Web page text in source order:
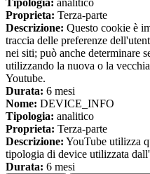
Tipologia: analitico
Proprieta: Terza-parte
Descrizione: Questo cookie è
traccia delle preferenze
nei siti; può anche determinare
utilizzando la nuova o la
Youtube.
Durata: 6 mesi
Nome: DEVICE_INFO
Tipologia: analitico
Proprieta: Terza-parte
Descrizione: YouTube utilizza
tipologia di device utilizzata
Durata: 6 mesi